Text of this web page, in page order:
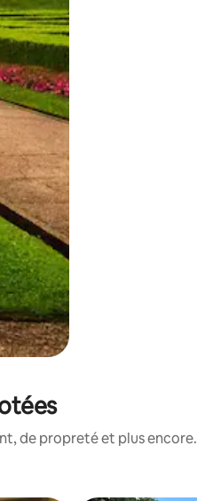
glisser.
de propreté et plus encore.